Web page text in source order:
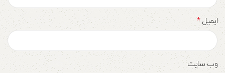
ایمیل*
وب‌ سایت